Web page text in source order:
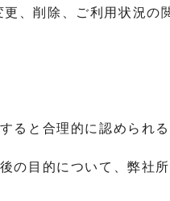
、削除、ご利用状況の
ると合理的に認められ
の目的について、弊社